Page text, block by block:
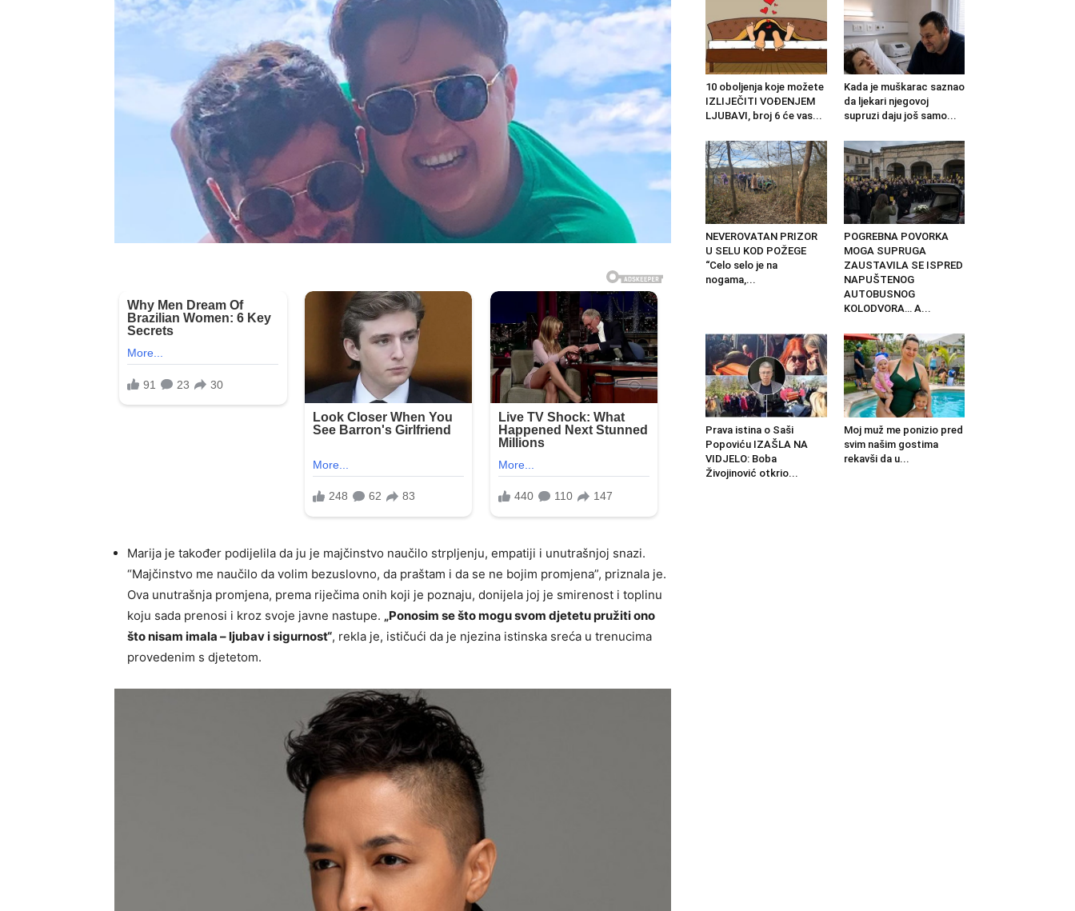
Marija je također podijelila da ju je majčinstvo naučilo strpljenju, empatiji i unutrašnjoj snazi.
“Majčinstvo me naučilo da volim bezuslovno, da praštam i da se ne bojim promjena”, priznala je.
Ova unutrašnja promjena, prema riječima onih koji je poznaju, donijela joj je smirenost i toplinu
koju sada prenosi i kroz svoje javne nastupe. „Ponosim se što mogu svom djetetu pružiti ono
što nisam imala – ljubav i sigurnost“, rekla je, ističući da je njezina istinska sreća u trenucima
provedenim s djetetom.
10 oboljenja koje možete
IZLIJEČITI VOĐENJEM
LJUBAVI, broj 6 će vas...
Kada je muškarac saznao
da ljekari njegovoj
supruzi daju još samo...
NEVEROVATAN PRIZOR
U SELU KOD POŽEGE
“Celo selo je na
nogama,...
POGREBNA POVORKA
MOGA SUPRUGA
ZAUSTAVILA SE ISPRED
NAPUŠTENOG
AUTOBUSNOG
KOLODVORA… A...
Prava istina o Saši
Popoviću IZAŠLA NA
VIDJELO: Boba
Živojinović otkrio...
Moj muž me ponizio pred
svim našim gostima
rekavši da u...